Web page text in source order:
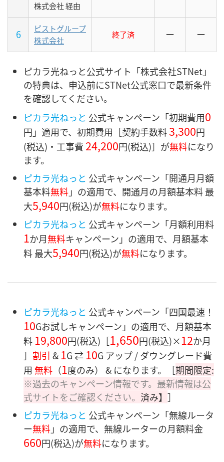
株式会社 経由
6
ピストグループ
株式会社
終了済 ー ー
ピカラ光ねっと公式サイト「株式会社STNet」
の特典は、申込前にSTNet公式窓口で最新条件
を確認してください。
ピカラ光ねっと 公式キャンペーン「初期費用0
円」適用で、初期費用［契約手数料3,300円
(税込)・ 工事費 24,200円(税込)］ が無料になり
ます。
ピカラ光ねっと 公式キャンペーン「開通月月額
基本料無料」の適用で、開通月の月額基本料 最
大5,940円(税込)が無料になります。
ピカラ光ねっと 公式キャンペーン「月額利用料
1か月無料キャンペーン」の適用で、月額基本
料 最大5,940円(税込)が無料になります。
ピカラ光ねっと 公式キャンペーン「四国最速！
10Gお試しキャンペーン」の適用で、月額基本
料 19,800円(税込)［1,650円(税込)×12か月
］ 割引 & 1G ⇄ 10G アップ / ダウングレード費
用 無料 （1度のみ） & になります。［期間限定:
※過去のキャンペーン情報です。最新情報は公
式サイトをご確認ください。 済み】 ］
ピカラ光ねっと 公式キャンペーン「無線ルータ
ー無料」の適用で、無線ルーターの月額料金
660円(税込)が無料になります。